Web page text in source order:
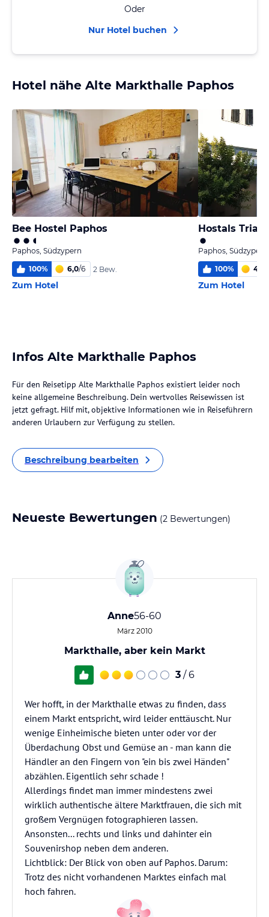
Oder
Nur Hotel buchen
Hotel nähe Alte Markthalle Paphos
Bee Hostel Paphos
Paphos, Südzypern
100% 6,0/6 2 Bew.
Zum Hotel
Hostals
Paphos, Südzypern
100% 4,8
Zum Hotel
Infos Alte Markthalle Paphos
Für den Reisetipp Alte Markthalle Paphos existiert leider noch
keine allgemeine Beschreibung. Dein wertvolles Reisewissen ist
jetzt gefragt. Hilf mit, objektive Informationen wie in Reiseführern
anderen Urlaubern zur Verfügung zu stellen.
Beschreibung bearbeiten
Neueste Bewertungen (2 Bewertungen)
Anne56-60
März 2010
Markthalle, aber kein Markt
3 / 6
Wer hofft, in der Markthalle etwas zu finden, dass
einem Markt entspricht, wird leider enttäuscht. Nur
wenige Einheimische bieten unter oder vor der
Überdachung Obst und Gemüse an - man kann die
Händler an den Fingern von "ein bis zwei Händen"
abzählen. Eigentlich sehr schade !
Allerdings findet man immer mindestens zwei
wirklich authentische ältere Marktfrauen, die sich mit
großem Vergnügen fotographieren lassen.
Ansonsten... rechts und links und dahinter ein
Souvenirshop neben dem anderen.
Lichtblick: Der Blick von oben auf Paphos. Darum:
Trotz des nicht vorhandenen Marktes einfach mal
hoch fahren.